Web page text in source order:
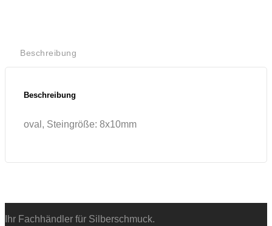
Consent
Management
Beschreibung
Beschreibung
oval, Steingröße: 8x10mm
Ihr Fachhändler für Silberschmuck.